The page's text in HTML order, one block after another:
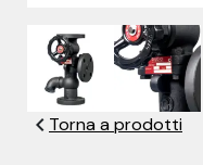
chevron_leftTorna a prodotti